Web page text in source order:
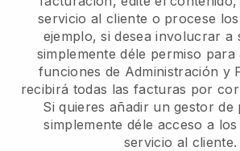
servicio al cliente o procese
ejemplo, si desea involucrar a
simplemente déle permiso para
funciones de Administración y
recibirá todas las facturas por
Si quieres añadir un gestor de
simplemente déle acceso a
servicio al cliente.